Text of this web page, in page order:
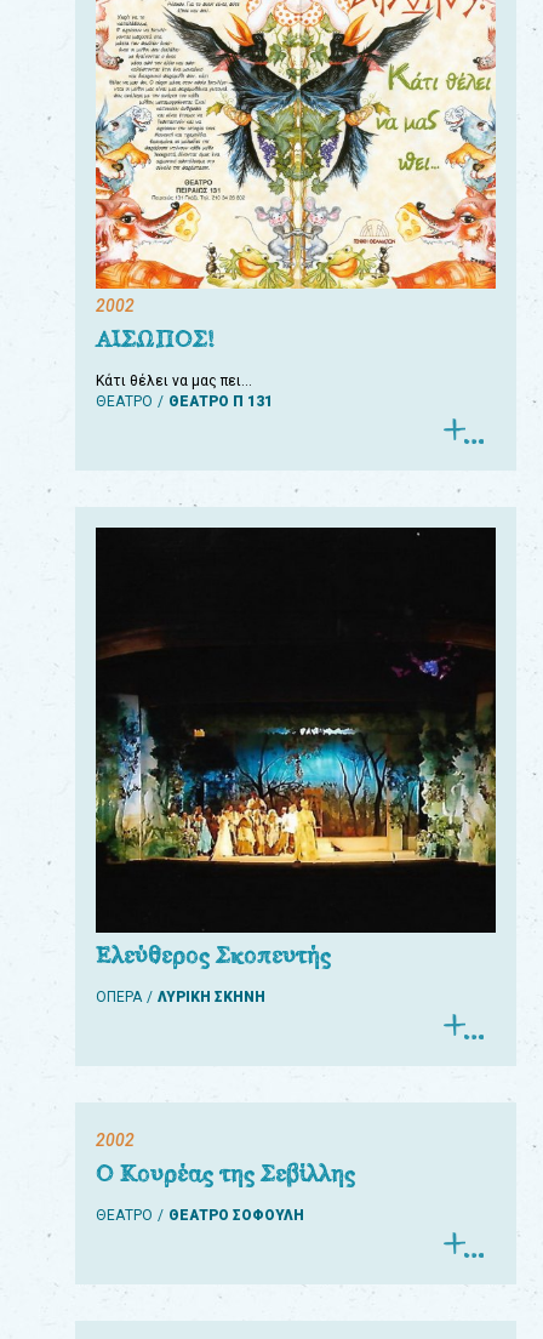
2002
ΑΙΣΩΠΟΣ!
Κάτι θέλει να μας πει…
ΘΕΑΤΡΟ
ΘΕΑΤΡΟ Π 131
Ελεύθερος Σκοπευτής
ΟΠΕΡΑ ΛΥΡΙΚΗ ΣΚΗΝΗ
2002
Ο Κουρέας της Σεβίλλης
ΘΕΑΤΡΟ ΘΕΑΤΡΟ ΣΟΦΟΥΛΗ